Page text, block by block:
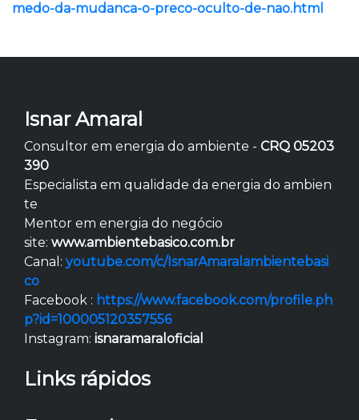
medo-da-mudanca-o-preco-oculto-de-nao.html
Isnar Amaral
Consultor em energia do ambiente - CRQ 05203
390
Especialista em qualidade da energia do ambien
te
Mentor em energia do negócio
site: www.ambientebasico.com.br
Canal: youtube.com/c/IsnarAmaralambientebasi
co
Facebook : https://www.facebook.com/profile.ph
p?id=100005120357556
Instagram: isnaramaraloficial
Links rápidos